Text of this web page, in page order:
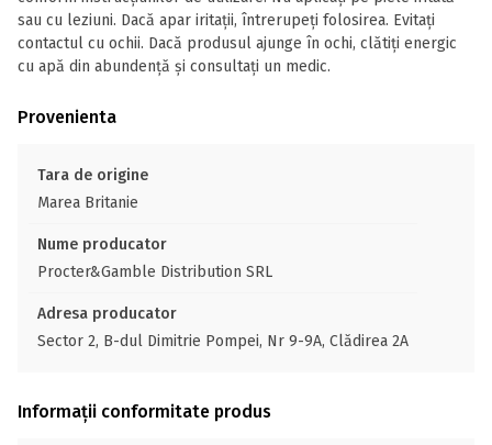
sau cu leziuni. Dacă apar iritaţii, întrerupeţi folosirea. Evitaţi
contactul cu ochii. Dacă produsul ajunge în ochi, clătiţi energic
cu apă din abundenţă şi consultaţi un medic.
Provenienta
Tara de origine
Marea Britanie
Nume producator
Procter&Gamble Distribution SRL
Adresa producator
Sector 2, B-dul Dimitrie Pompei, Nr 9-9A, Clădirea 2A
Informații conformitate produs